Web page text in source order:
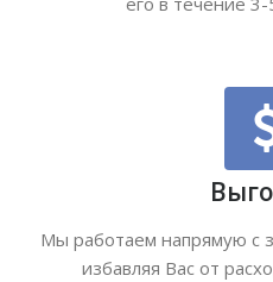
Мы работаем напрямую с
избавляя Вас от